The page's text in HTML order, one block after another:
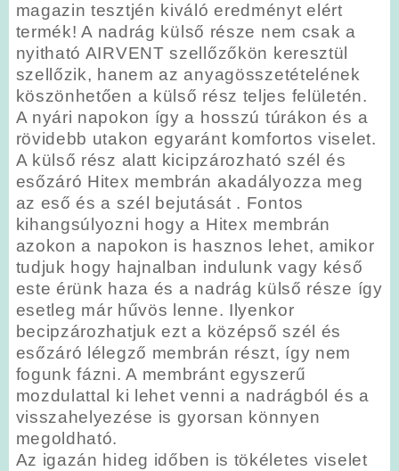
magazin tesztjén kiváló eredményt elért
termék!A nadrág külső része nem csak a
nyitható AIRVENT szellőzőkön keresztül
szellőzik, hanem az anyagösszetételének
köszönhetően a külső rész teljes felületén.
A nyári napokon így a hosszú túrákon és a
rövidebb utakon egyaránt komfortos viselet.
A külső rész alatt kicipzározható szél és
esőzáró Hitex membrán akadályozza meg
az eső és a szél bejutását . Fontos
kihangsúlyozni hogy a Hitex membrán
azokon a napokon is hasznos lehet, amikor
tudjuk hogy hajnalban indulunk vagy késő
este érünk haza és a nadrág külső része így
esetleg már hűvös lenne. Ilyenkor
becipzározhatjuk ezt a középső szél és
esőzáró lélegző membrán részt, így nem
fogunk fázni. A membránt egyszerű
mozdulattal ki lehet venni a nadrágból és a
visszahelyezése is gyorsan könnyen
megoldható.
Az igazán hideg időben is tökéletes viselet